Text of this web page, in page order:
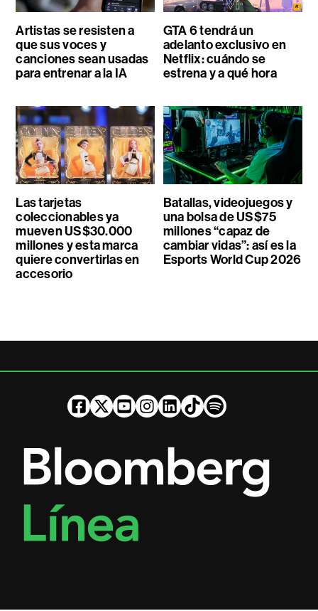
Artistas se resisten a
que sus voces y
canciones sean usadas
para entrenar a la IA
GTA 6 tendrá un
adelanto exclusivo en
Netflix: cuándo se
estrena y a qué hora
Las tarjetas
coleccionables ya
mueven US$30.000
millones y esta marca
quiere convertirlas en
accesorio
Batallas, videojuegos y
una bolsa de US$75
millones “capaz de
cambiar vidas”: así es la
Esports World Cup 2026